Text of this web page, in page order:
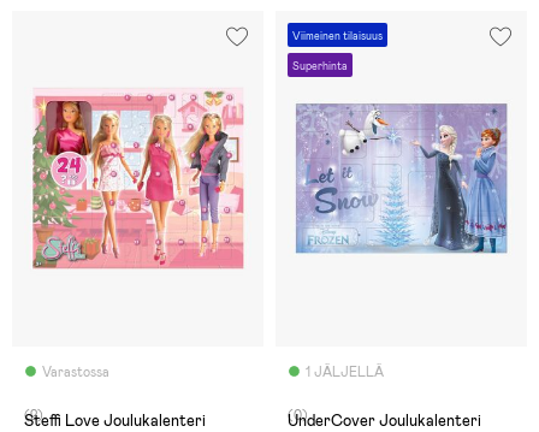
Varastossa
(2)
Steffi Love Joulukalenteri
Viimeinen tilaisuus
Superhinta
1 JÄLJELLÄ
(0)
UnderCover Joulukalenteri